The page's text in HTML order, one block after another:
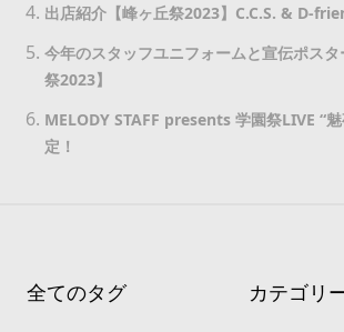
出店紹介【峰ヶ丘祭2023】C.C.S. & D-
今年のスタッフユニフォームと宣伝ポス
祭2023】
MELODY STAFF presents 学園祭LIVE “
定！
全てのタグ カテゴリ